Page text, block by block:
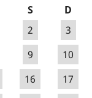
S
D
2
3
9
10
16
17